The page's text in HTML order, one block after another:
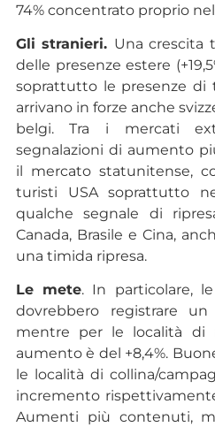
74% concentrato proprio
Gli stranieri. Una crescita
delle presenze estere
soprattutto le presenze di
arrivano in forze anche
belgi. Tra i mercati
segnalazioni di aumento
il mercato statunitense,
turisti USA soprattutto
qualche segnale di
Canada, Brasile e Cina,
una timida ripresa.
Le mete. In particolare,
dovrebbero registrare un
mentre per le località di
aumento è del +8,4%.
le località di collina/
incremento
Aumenti più contenuti,